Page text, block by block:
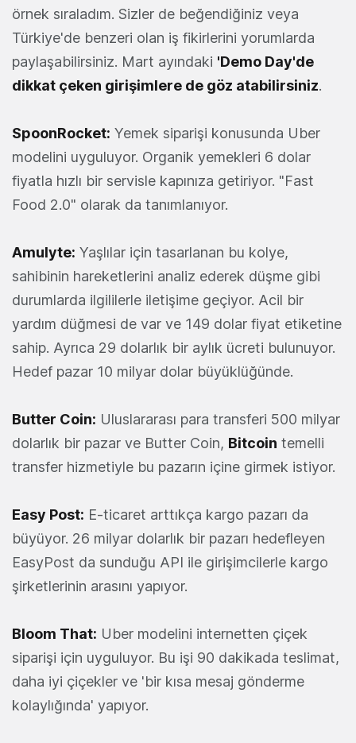
örnek sıraladım. Sizler de beğendiğiniz veya
Türkiye'de benzeri olan iş fikirlerini yorumlarda
paylaşabilirsiniz. Mart ayındaki 'Demo Day'de
dikkat çeken girişimlere de göz atabilirsiniz.
SpoonRocket: Yemek siparişi konusunda Uber
modelini uyguluyor. Organik yemekleri 6 dolar
fiyatla hızlı bir servisle kapınıza getiriyor. "Fast
Food 2.0" olarak da tanımlanıyor.
Amulyte: Yaşlılar için tasarlanan bu kolye,
sahibinin hareketlerini analiz ederek düşme gibi
durumlarda ilgililerle iletişime geçiyor. Acil bir
yardım düğmesi de var ve 149 dolar fiyat etiketine
sahip. Ayrıca 29 dolarlık bir aylık ücreti bulunuyor.
Hedef pazar 10 milyar dolar büyüklüğünde.
Butter Coin: Uluslararası para transferi 500 milyar
dolarlık bir pazar ve Butter Coin, Bitcoin temelli
transfer hizmetiyle bu pazarın içine girmek istiyor.
Easy Post: E-ticaret arttıkça kargo pazarı da
büyüyor. 26 milyar dolarlık bir pazarı hedefleyen
EasyPost da sunduğu API ile girişimcilerle kargo
şirketlerinin arasını yapıyor.
Bloom That: Uber modelini internetten çiçek
siparişi için uyguluyor. Bu işi 90 dakikada teslimat,
daha iyi çiçekler ve 'bir kısa mesaj gönderme
kolaylığında' yapıyor.